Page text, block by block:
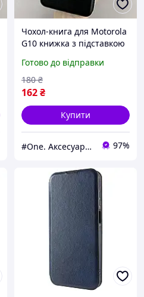
Чохол-книга для Motorola
G10 книжка з підставкою
чорна stn
Готово до відправки
162₴
180 ₴
Купити
#One. Аксесуари до смартфонів 97%